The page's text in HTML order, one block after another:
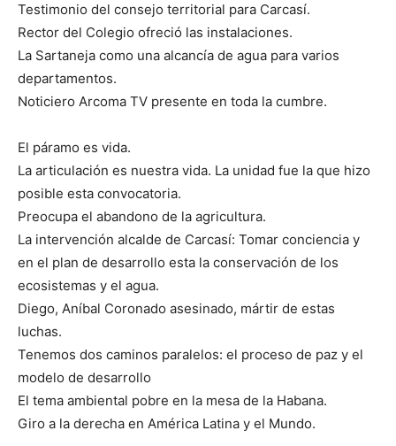
Testimonio del consejo territorial para Carcasí.
Rector del Colegio ofreció las instalaciones.
La Sartaneja como una alcancía de agua para varios
departamentos.
Noticiero Arcoma TV presente en toda la cumbre.
El páramo es vida.
La articulación es nuestra vida. La unidad fue la que hizo
posible esta convocatoria.
Preocupa el abandono de la agricultura.
La intervención alcalde de Carcasí: Tomar conciencia y
en el plan de desarrollo esta la conservación de los
ecosistemas y el agua.
Diego, Aníbal Coronado asesinado, mártir de estas
luchas.
Tenemos dos caminos paralelos: el proceso de paz y el
modelo de desarrollo
El tema ambiental pobre en la mesa de la Habana.
Giro a la derecha en América Latina y el Mundo.